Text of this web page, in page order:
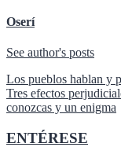
Oserí
See author's posts
Navegación
de
Los pueblos hablan y
Tres efectos
conozcas y un enigma
ENTÉRESE